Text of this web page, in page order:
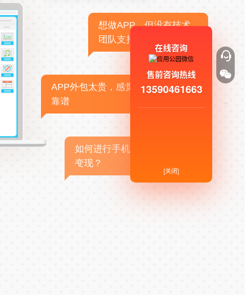
想做APP，但没有技术
团队支持
APP外包太贵，感觉不
靠谱
如何进行手机APP商业
变现？
在线咨询
售前咨询热线
13590461663
[关闭]